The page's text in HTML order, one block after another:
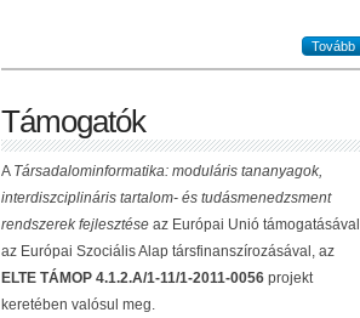
Tovább
Támogatók
A Társadalominformatika: moduláris tananyagok,
interdiszciplináris tartalom- és tudásmenedzsment
rendszerek fejlesztése az Európai Unió támogatásával,
az Európai Szociális Alap társfinanszírozásával, az
ELTE TÁMOP 4.1.2.A/1-11/1-2011-0056 projekt
keretében valósul meg.